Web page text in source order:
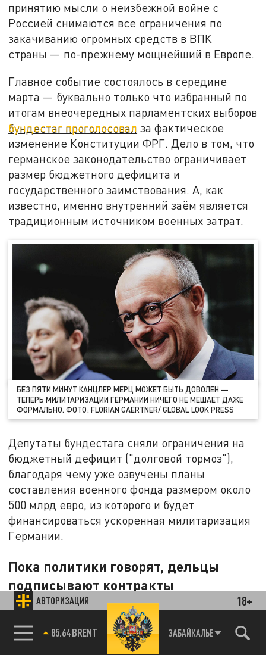
АВТОРИЗАЦИЯ 18+
85.64 BRENT ЗАБАЙКАЛЬЕ
принятию мысли о неизбежной войне с
Россией снимаются все ограничения по
закачиванию огромных средств в ВПК
страны — по-прежнему мощнейший в Европе.
Главное событие состоялось в середине
марта — буквально только что избранный по
итогам внеочередных парламентских выборов
бундестаг проголосовал за фактическое
изменение Конституции ФРГ. Дело в том, что
германское законодательство ограничивает
размер бюджетного дефицита и
государственного заимствования. А, как
известно, именно внутренний заём является
традиционным источником военных затрат.
БЕЗ ПЯТИ МИНУТ КАНЦЛЕР МЕРЦ МОЖЕТ БЫТЬ ДОВОЛЕН —
ТЕПЕРЬ МИЛИТАРИЗАЦИИ ГЕРМАНИИ НИЧЕГО НЕ МЕШАЕТ ДАЖЕ
ФОРМАЛЬНО. ФОТО: FLORIAN GAERTNER/ GLOBAL LOOK PRESS
Депутаты бундестага сняли ограничения на
бюджетный дефицит ("долговой тормоз"),
благодаря чему уже озвучены планы
составления военного фонда размером около
500 млрд евро, из которого и будет
финансироваться ускоренная милитаризация
Германии.
Пока политики говорят, дельцы
подписывают контракты
И гонка вооружений на базе немецкой
промышленности фактически уже началась.
Правда, самые громкие заголовки пока